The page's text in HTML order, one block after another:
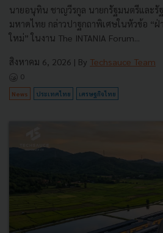
นายอนุทิน ชาญวีรกูล นายกรัฐมนตรีและรั
มหาดไทย กล่าวปาฐกถาพิเศษในหัวข้อ “ฝ่
ใหม่” ในงาน The INTANIA Forum...
สิงหาคม 6, 2026 | By Techsauce Team
0
News ประเทศไทย เศรษฐกิจไทย